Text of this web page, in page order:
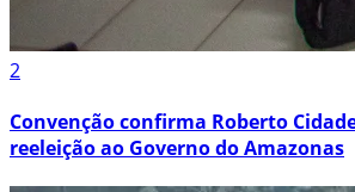
2
Convenção confirma Roberto
reeleição ao Governo do Amazonas